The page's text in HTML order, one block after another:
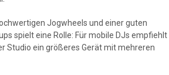
Jogwheels und einer guten
spielt eine Rolle: Für mobile DJs empfiehlt
Studio ein größeres Gerät mit mehreren